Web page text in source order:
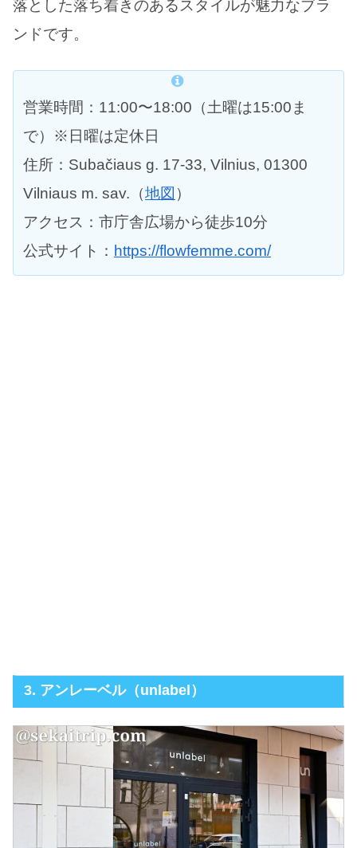
落とした落ち着きのあるスタイルが魅力なブラ
ンドです。
営業時間：11:00〜18:00（土曜は15:00ま
で）※日曜は定休日
住所：Subačiaus g. 17-33, Vilnius, 01300
Vilniaus m. sav.（地図 ）
アクセス：市庁舎広場から徒歩10分
公式サイト： https://flowfemme.com/
3. アンレーベル（unlabel）